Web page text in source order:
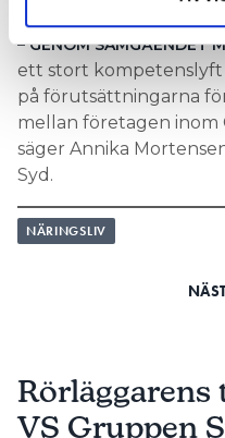
– GENOM SAMGÅENDET
ett stort
på förutsättningarna
mellan företagen
säger Annika
Syd.
NÄRINGSLIV
Rörläggarens
VS Gruppen